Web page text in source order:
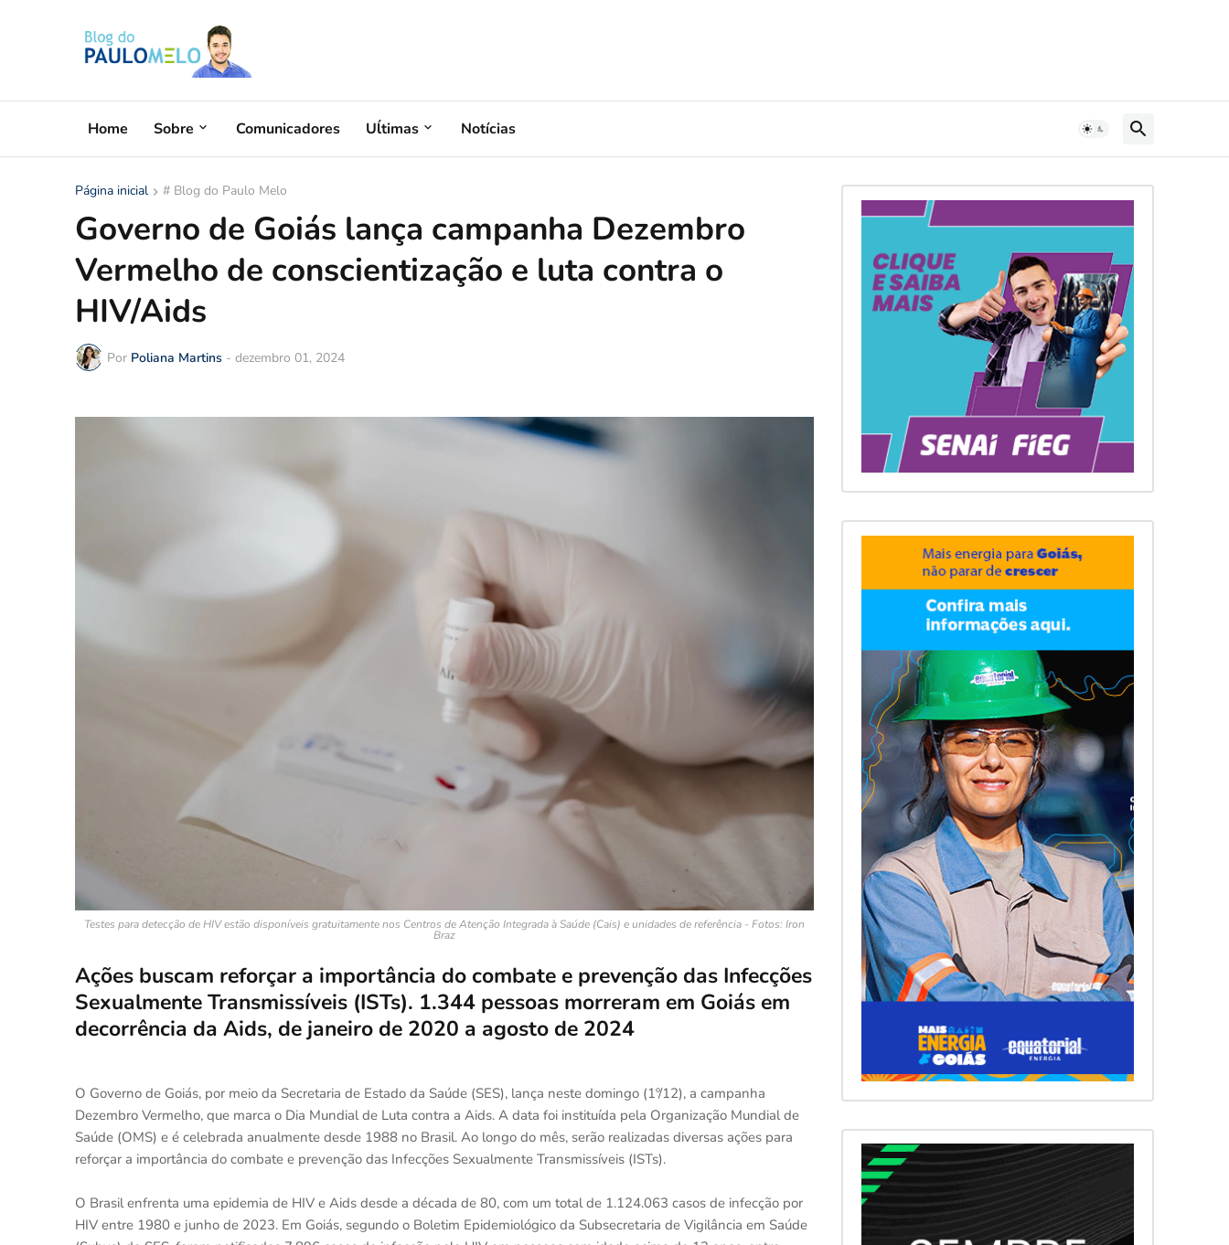
Home Sobre Comunicadores Uĺtimas Notícias
Página inicial # Blog do Paulo Melo
Governo de Goiás lança campanha Dezembro
Vermelho de conscientização e luta contra o
HIV/Aids
Por Poliana Martins - dezembro 01, 2024
Testes para detecção de HIV estão disponíveis gratuitamente nos Centros de Atenção Integrada à Saúde (Cais) e unidades de referência - Fotos: Iron
Braz
Ações buscam reforçar a importância do combate e prevenção das Infecções
Sexualmente Transmissíveis (ISTs). 1.344 pessoas morreram em Goiás em
decorrência da Aids, de janeiro de 2020 a agosto de 2024
O Governo de Goiás, por meio da Secretaria de Estado da Saúde (SES), lança neste domingo (1º/12), a campanha
Dezembro Vermelho, que marca o Dia Mundial de Luta contra a Aids. A data foi instituída pela Organização Mundial de
Saúde (OMS) e é celebrada anualmente desde 1988 no Brasil. Ao longo do mês, serão realizadas diversas ações para
reforçar a importância do combate e prevenção das Infecções Sexualmente Transmissíveis (ISTs).
O Brasil enfrenta uma epidemia de HIV e Aids desde a década de 80, com um total de 1.124.063 casos de infecção por
HIV entre 1980 e junho de 2023. Em Goiás, segundo o Boletim Epidemiológico da Subsecretaria de Vigilância em Saúde